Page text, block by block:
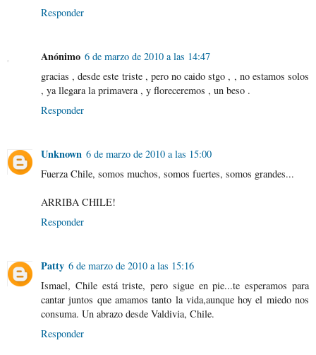
Responder
Anónimo 6 de marzo de 2010 a las 14:47
gracias , desde este triste , pero no caido stgo , , no estamos solos
, ya llegara la primavera , y floreceremos , un beso .
Responder
Unknown 6 de marzo de 2010 a las 15:00
Fuerza Chile, somos muchos, somos fuertes, somos grandes...
ARRIBA CHILE!
Responder
Patty 6 de marzo de 2010 a las 15:16
Ismael, Chile está triste, pero sigue en pie...te esperamos para
cantar juntos que amamos tanto la vida,aunque hoy el miedo nos
consuma. Un abrazo desde Valdivia, Chile.
Responder